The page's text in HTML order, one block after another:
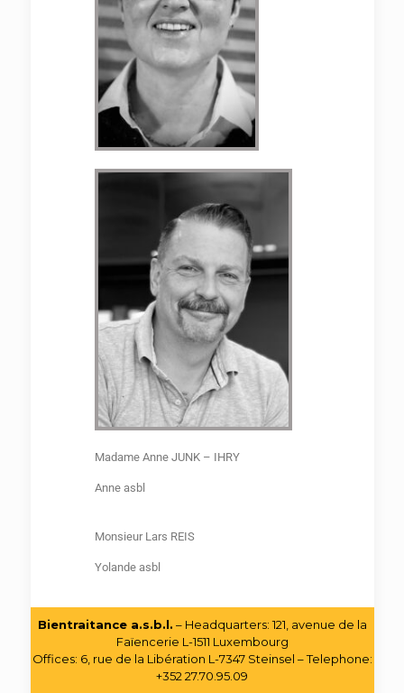
Madame Anne JUNK – IHRY
Anne asbl
Monsieur Lars REIS
Yolande asbl
Bientraitance a.s.b.l. – Headquarters: 121, avenue de la
Faïencerie L-1511 Luxembourg
Offices: 6, rue de la Libération L-7347 Steinsel – Telephone:
+352 27.70.95.09